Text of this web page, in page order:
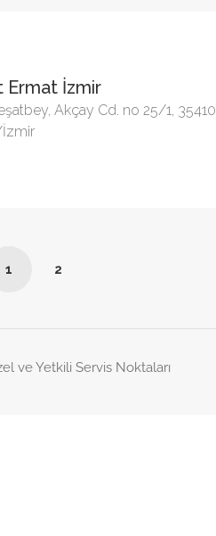
Ermat İzmir
Akçay Cd. no 25/1, 35410
1 2
ve Yetkili Servis Noktaları